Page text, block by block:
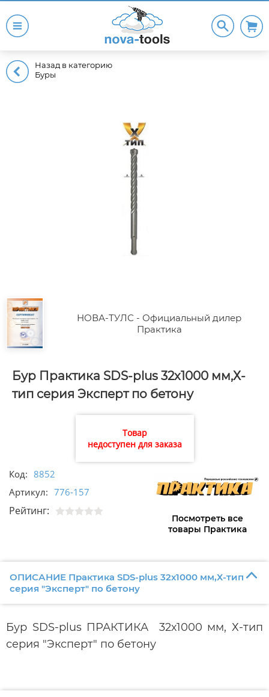
Назад в категорию
Буры
НОВА-ТУЛС - Официальный дилер
Практика
Бур Практика SDS-plus 32х1000 мм,Х-
тип серия Эксперт по бетону
Товар
недоступен для заказа
Код: 8852
Артикул: 776-157
Рейтинг:
Посмотреть все
товары Практика
ОПИСАНИЕ Практика SDS-plus 32х1000 мм,Х-тип
серия "Эксперт" по бетону
Бур SDS-plus ПРАКТИКА 32х1000 мм, Х-тип
серия "Эксперт" по бетону